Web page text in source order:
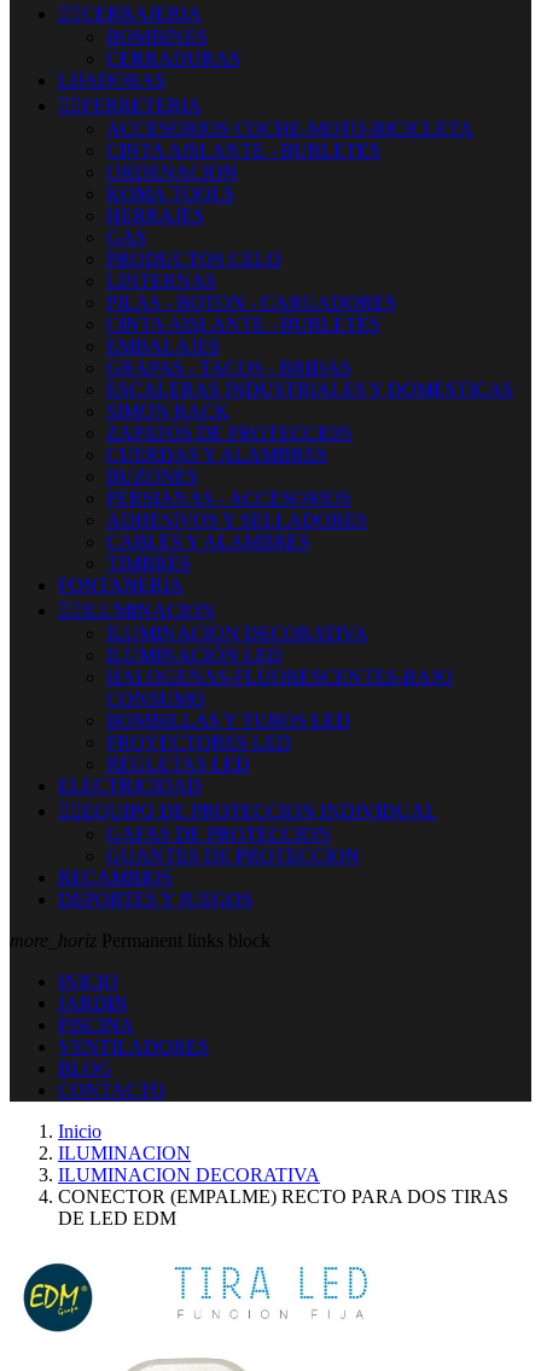
 CERRAJERIA
BOMBINES
CERRADURAS
LIJADORAS
 FERRETERIA
ACCESORIOS COCHE-MOTO-BICICLETA
CINTA AISLANTE - BURLETES
ORDENACION
KOMA TOOLS
HERRAJES
GAS
PRODUCTOS CELO
LINTERNAS
PILAS - BOTON - CARGADORES
CINTA AISLANTE - BURLETES
EMBALAJES
GRAPAS - TACOS - BRIDAS
ESCALERAS INDUSTRIALES Y DOMESTICAS
SIMON RACK
ZAPATOS DE PROTECCION
CUERDAS Y ALAMBRES
BUZONES
PERSIANAS - ACCESORIOS
ADHESIVOS Y SELLADORES
CABLES Y ALAMBRES
TIMBRES
FONTANERIA
 ILUMINACION
ILUMINACION DECORATIVA
ILUMINACIÓN LED
HALOGENAS-FLUORESCENTES-BAJO
CONSUMO
BOMBILLAS Y TUBOS LED
PROYECTORES LED
REGLETAS LED
ELECTRICIDAD
 EQUIPO DE PROTECCION INDIVIDUAL
GAFAS DE PROTECCION
GUANTES DE PROTECCION
RECAMBIOS
DEPORTES Y JUEGOS
more_horiz Permanent links block
INICIO
JARDIN
PISCINA
VENTILADORES
BLOG
CONTACTO
Inicio
ILUMINACION
ILUMINACION DECORATIVA
CONECTOR (EMPALME) RECTO PARA DOS TIRAS
DE LED EDM